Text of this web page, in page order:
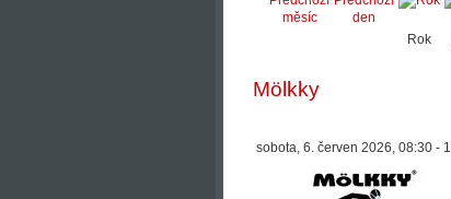
Rok
Mölkky
sobota, 6. červen 2026, 08:30 -